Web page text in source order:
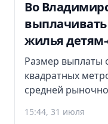
Во
выплачивать
жилья
Размер выплаты
квадратных
средней
15:44, 31 июля